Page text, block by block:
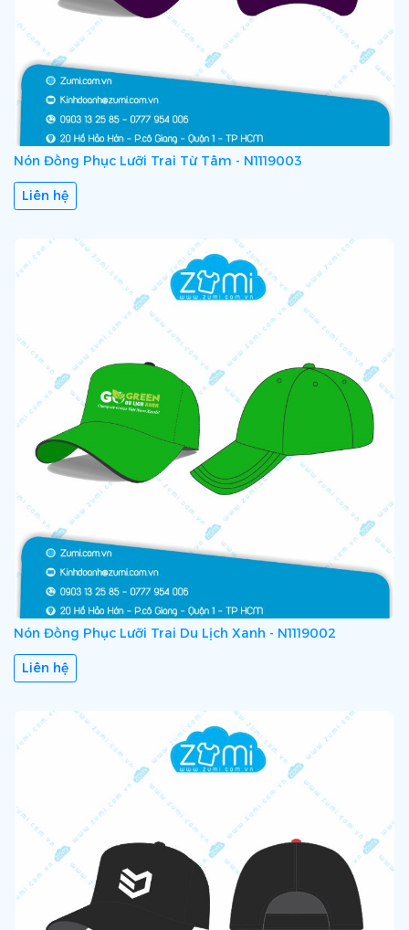
Nón Đồng Phục Lưỡi Trai Từ Tâm - N1119003
Liên hệ
Nón Đồng Phục Lưỡi Trai Du Lịch Xanh - N1119002
Liên hệ